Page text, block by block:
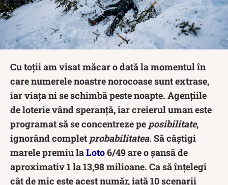
Cu toții am visat măcar o dată la momentul în
care numerele noastre norocoase sunt extrase,
iar viața ni se schimbă peste noapte. Agențiile
de loterie vând speranță, iar creierul uman este
programat să se concentreze pe posibilitate,
ignorând complet probabilitatea. Să câștigi
marele premiu laLoto6/49 are o șansă de
aproximativ 1 la 13,98 milioane. Ca să înțelegi
cât de mic este acest număr, iată 10 scenarii